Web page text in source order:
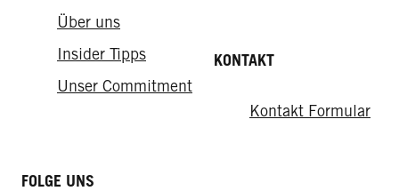
Über uns
Insider Tipps
Unser Commitment
KONTAKT
Kontakt Formular
FOLGE UNS